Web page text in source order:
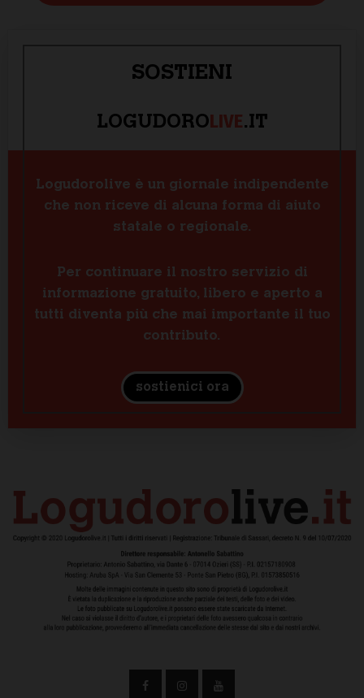
SOSTIENI
LOGUDOROLIVE.IT
Logudorolive è un giornale indipendente
che non riceve di alcuna forma di aiuto
statale o regionale.
Per continuare il nostro servizio di
informazione gratuito, libero e aperto a
tutti diventa più che mai importante il tuo
contributo.
sostienici ora